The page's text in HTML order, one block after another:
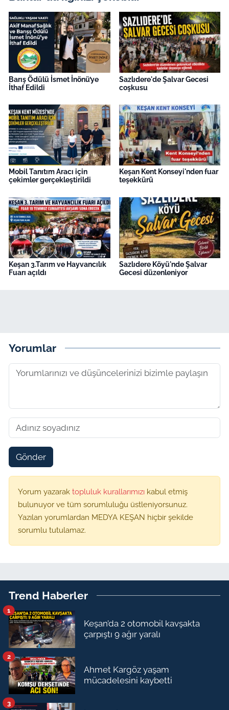
Barış Ödülü İsmet İnönü’ye
İthaf Edildi
Sazlıdere'de Şalvar Gecesi
coşkusu
Mobil Tanıtım Aracı için
çekimler gerçekleştirildi
Keşan Kent Konseyi'nden fuar
teşekkürü
Keşan 3.Tarım ve Hayvancılık
Fuarı açıldı
Sazlıdere Köyü'nde Şalvar
Gecesi düzenleniyor
Yorumlar
Gönder
Yorum yazarak topluluk kurallarımızı kabul etmiş
bulunuyor ve tüm sorumluluğu üstleniyorsunuz.
Yazılan yorumlardan MEDYA KEŞAN hiçbir şekilde
sorumlu tutulamaz.
Trend Haberler
Keşan’da 2 otomobil kavşakta
çarpıştı 9 ağır yaralı
1
Ahmet Kargöz yaşam
mücadelesini kaybetti
2
3